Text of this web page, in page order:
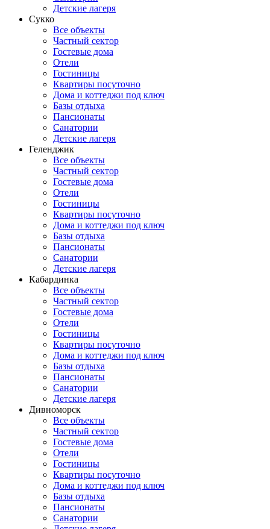
Детские лагеря
Сукко
Все объекты
Частный сектор
Гостевые дома
Отели
Гостиницы
Квартиры посуточно
Дома и коттеджи под ключ
Базы отдыха
Пансионаты
Санатории
Детские лагеря
Геленджик
Все объекты
Частный сектор
Гостевые дома
Отели
Гостиницы
Квартиры посуточно
Дома и коттеджи под ключ
Базы отдыха
Пансионаты
Санатории
Детские лагеря
Кабардинка
Все объекты
Частный сектор
Гостевые дома
Отели
Гостиницы
Квартиры посуточно
Дома и коттеджи под ключ
Базы отдыха
Пансионаты
Санатории
Детские лагеря
Дивноморск
Все объекты
Частный сектор
Гостевые дома
Отели
Гостиницы
Квартиры посуточно
Дома и коттеджи под ключ
Базы отдыха
Пансионаты
Санатории